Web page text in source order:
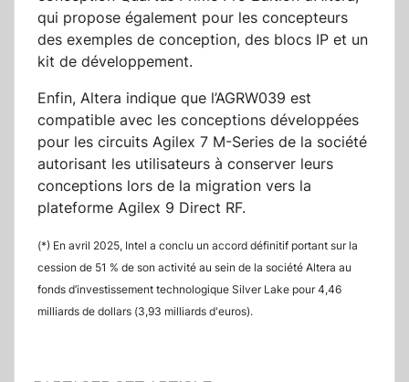
qui propose également pour les concepteurs
des exemples de conception, des blocs IP et un
kit de développement.
Enfin, Altera indique que l’AGRW039 est
compatible avec les conceptions développées
pour les circuits Agilex 7 M-Series de la société
autorisant les utilisateurs à conserver leurs
conceptions lors de la migration vers la
plateforme Agilex 9 Direct RF.
(*) En avril 2025, Intel a conclu un accord définitif portant sur la
cession de 51 % de son activité au sein de la société Altera au
fonds d’investissement technologique Silver Lake pour 4,46
milliards de dollars (3,93 milliards d'euros).